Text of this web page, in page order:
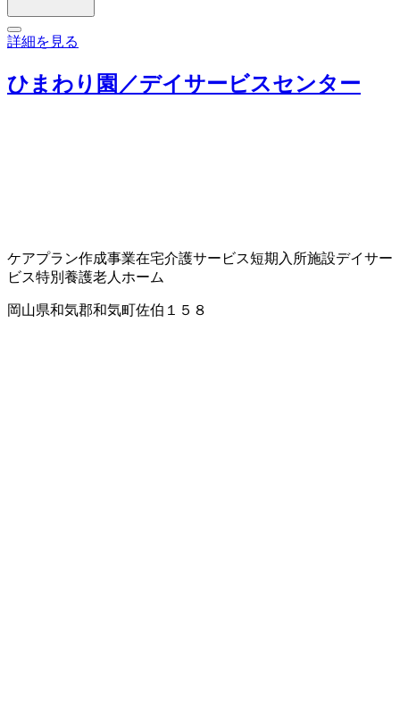
詳細を見る
ひまわり園／デイサービスセンター
ケアプラン作成事業在宅介護サービス短期入所施設デイサー
ビス特別養護老人ホーム
岡山県和気郡和気町佐伯１５８